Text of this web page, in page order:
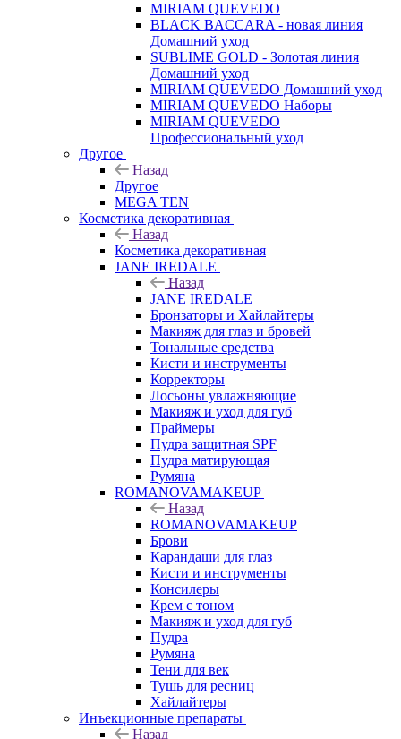
MIRIAM QUEVEDO
BLACK BACCARA - новая линия
Домашний уход
SUBLIME GOLD - Золотая линия
Домашний уход
MIRIAM QUEVEDO Домашний уход
MIRIAM QUEVEDO Наборы
MIRIAM QUEVEDO
Профессиональный уход
Другое
Назад
Другое
MEGA TEN
Косметика декоративная
Назад
Косметика декоративная
JANE IREDALE
Назад
JANE IREDALE
Бронзаторы и Хайлайтеры
Макияж для глаз и бровей
Тональные средства
Кисти и инструменты
Корректоры
Лосьоны увлажняющие
Макияж и уход для губ
Праймеры
Пудра защитная SPF
Пудра матирующая
Румяна
ROMANOVAMAKEUP
Назад
ROMANOVAMAKEUP
Брови
Карандаши для глаз
Кисти и инструменты
Консилеры
Крем с тоном
Макияж и уход для губ
Пудра
Румяна
Тени для век
Тушь для ресниц
Хайлайтеры
Инъекционные препараты
Назад